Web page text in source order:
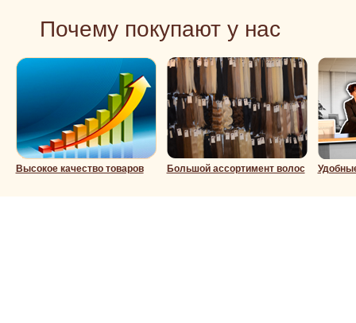
Почему покупают у нас
Высокое качество товаров Большой ассортимент волос